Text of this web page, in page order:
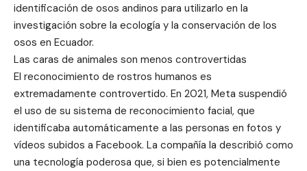
identificación de osos andinos para utilizarlo en la
investigación sobre la ecología y la conservación de los
osos en Ecuador.
Las caras de animales son menos controvertidas
El reconocimiento de rostros humanos es
extremadamente controvertido. En 2021, Meta suspendió
el uso de su sistema de reconocimiento facial, que
identificaba automáticamente a las personas en fotos y
vídeos subidos a Facebook. La compañía la describió como
una tecnología poderosa que, si bien es potencialmente